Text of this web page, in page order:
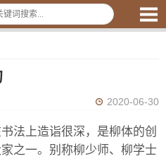
2020-06-30
法上造诣很深，是柳体的创
之一。别称柳少师、柳学士